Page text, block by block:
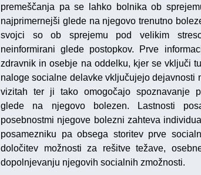
premeščanja pa se lahko bolnika ob
najprimernejši glede na njegovo trenutno
svojci so ob sprejemu pod velikim
neinformirani glede postopkov. Prve
zdravnik in osebje na oddelku, kjer se vključi
naloge socialne delavke vključujejo dejavnosti
vizitah ter ji tako omogočajo spoznavanje
glede na njegovo bolezen. Lastnosti
posebnostmi njegove bolezni zahteva
posamezniku pa obsega storitev prve
določitev možnosti za rešitve težave,
dopolnjevanju njegovih socialnih zmožnosti.